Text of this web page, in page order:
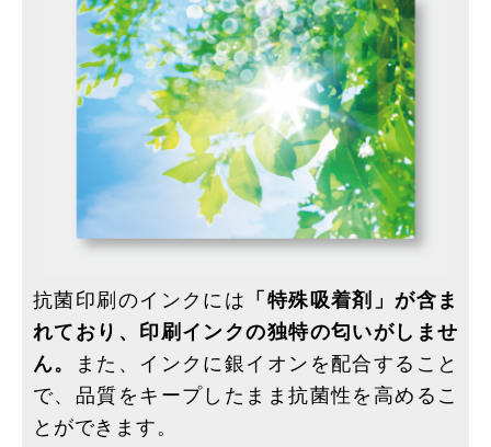
抗菌印刷のインクには 「特殊吸着剤」が含ま
れており、印刷インクの独特の匂いがしませ
ん。
また、インクに銀イオンを配合すること
で、品質をキープしたまま抗菌性を高めるこ
とができます。